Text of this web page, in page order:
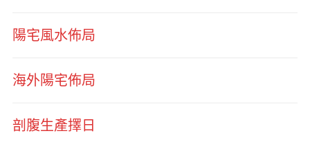
陽宅風水佈局
海外陽宅佈局
剖腹生產擇日